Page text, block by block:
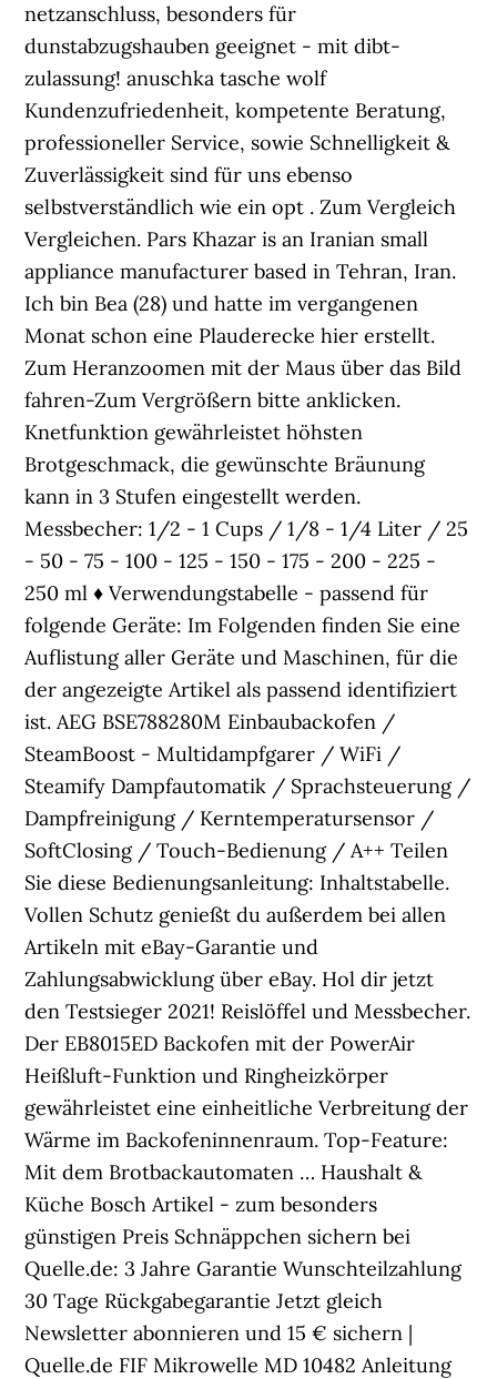
netzanschluss, besonders für
dunstabzugshauben geeignet - mit dibt-
zulassung! anuschka tasche wolf
Kundenzufriedenheit, kompetente Beratung,
professioneller Service, sowie Schnelligkeit &
Zuverlässigkeit sind für uns ebenso
selbstverständlich wie ein opt . Zum Vergleich
Vergleichen. Pars Khazar is an Iranian small
appliance manufacturer based in Tehran, Iran.
Ich bin Bea (28) und hatte im vergangenen
Monat schon eine Plauderecke hier erstellt.
Zum Heranzoomen mit der Maus über das Bild
fahren-Zum Vergrößern bitte anklicken.
Knetfunktion gewährleistet höhsten
Brotgeschmack, die gewünschte Bräunung
kann in 3 Stufen eingestellt werden.
Messbecher: 1/2 - 1 Cups / 1/8 - 1/4 Liter / 25
- 50 - 75 - 100 - 125 - 150 - 175 - 200 - 225 -
250 ml ♦ Verwendungstabelle - passend für
folgende Geräte: Im Folgenden finden Sie eine
Auflistung aller Geräte und Maschinen, für die
der angezeigte Artikel als passend identifiziert
ist. AEG BSE788280M Einbaubackofen /
SteamBoost - Multidampfgarer / WiFi /
Steamify Dampfautomatik / Sprachsteuerung /
Dampfreinigung / Kerntemperatursensor /
SoftClosing / Touch-Bedienung / A++ Teilen
Sie diese Bedienungsanleitung: Inhaltstabelle.
Vollen Schutz genießt du außerdem bei allen
Artikeln mit eBay-Garantie und
Zahlungsabwicklung über eBay. Hol dir jetzt
den Testsieger 2021! Reislöffel und Messbecher.
Der EB8015ED Backofen mit der PowerAir
Heißluft-Funktion und Ringheizkörper
gewährleistet eine einheitliche Verbreitung der
Wärme im Backofeninnenraum. Top-Feature:
Mit dem Brotbackautomaten … Haushalt &
Küche Bosch Artikel - zum besonders
günstigen Preis Schnäppchen sichern bei
Quelle.de: 3 Jahre Garantie Wunschteilzahlung
30 Tage Rückgabegarantie Jetzt gleich
Newsletter abonnieren und 15 € sichern |
Quelle.de FIF Mikrowelle MD 10482 Anleitung